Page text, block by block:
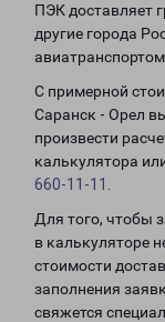
ПЭК доставляет
другие города
авиатранспортом.
С примерной
Саранск - Орел
произвести
калькулятора
660-11-11
Для того, чтобы
в калькуляторе
стоимости
заполнения
свяжется